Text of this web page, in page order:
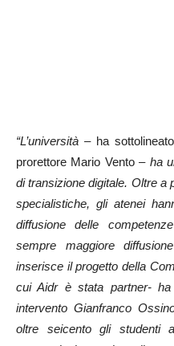
“L’università –ha
prorettore Mario Vento– ha
di transizione digitale. Oltre a
specialistiche, gli atenei
diffusione delle
sempre maggiore
inserisce il progetto della
cui Aidr è stata partner-
intervento Gianfranco
oltre seicento gli studenti